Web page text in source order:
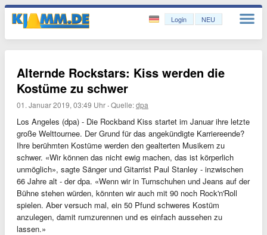
Login NEU
Alternde Rockstars: Kiss werden die
Kostüme zu schwer
01. Januar 2019, 03:49 Uhr ·Quelle:dpa
Los Angeles (dpa) - Die Rockband Kiss startet im Januar ihre letzte
große Welttournee. Der Grund für das angekündigte Karriereende?
Ihre berühmten Kostüme werden den gealterten Musikern zu
schwer. «Wir können das nicht ewig machen, das ist körperlich
unmöglich», sagte Sänger und Gitarrist Paul Stanley - inzwischen
66 Jahre alt - der dpa. «Wenn wir in Turnschuhen und Jeans auf der
Bühne stehen würden, könnten wir auch mit 90 noch Rock'n'Roll
spielen. Aber versuch mal, ein 50 Pfund schweres Kostüm
anzulegen, damit rumzurennen und es einfach aussehen zu
lassen.»